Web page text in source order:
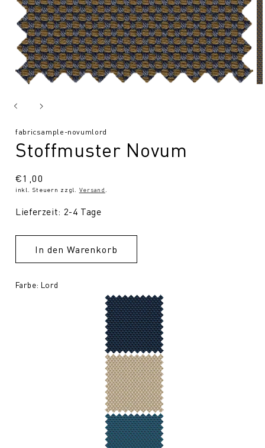
SKU:
fabricsample-novumlord
Stoffmuster Novum
Normaler
Preis
€1,00
inkl. Steuern zzgl. Versand
Lieferzeit: 2-4 Tage
In den Warenkorb
Farbe: Lord